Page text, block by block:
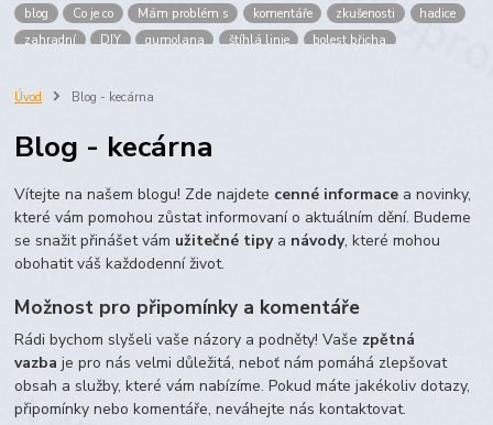
blog
Co je co Mám problém s komentáře zkušenosti
hadice
zahradní
DIY gumolana štíhlá linie
bolest břicha
Prokloub
Vláknina
maltodextrin
škrob skrob
Úvod Blog - kecárna
Blog - kecárna
Vítejte na našem blogu! Zde najdete cenné informace a novinky,
které vám pomohou zůstat informovaní o aktuálním dění. Budeme
se snažit přinášet vám užitečné tipya návody, které mohou
obohatit váš každodenní život.
Možnost pro připomínky a komentáře
Rádi bychom slyšeli vaše názory a podněty! Vaše zpětná
vazba je pro nás velmi důležitá, neboť nám pomáhá zlepšovat
obsah a služby, které vám nabízíme. Pokud máte jakékoliv dotazy,
připomínky nebo komentáře, neváhejte nás kontaktovat.